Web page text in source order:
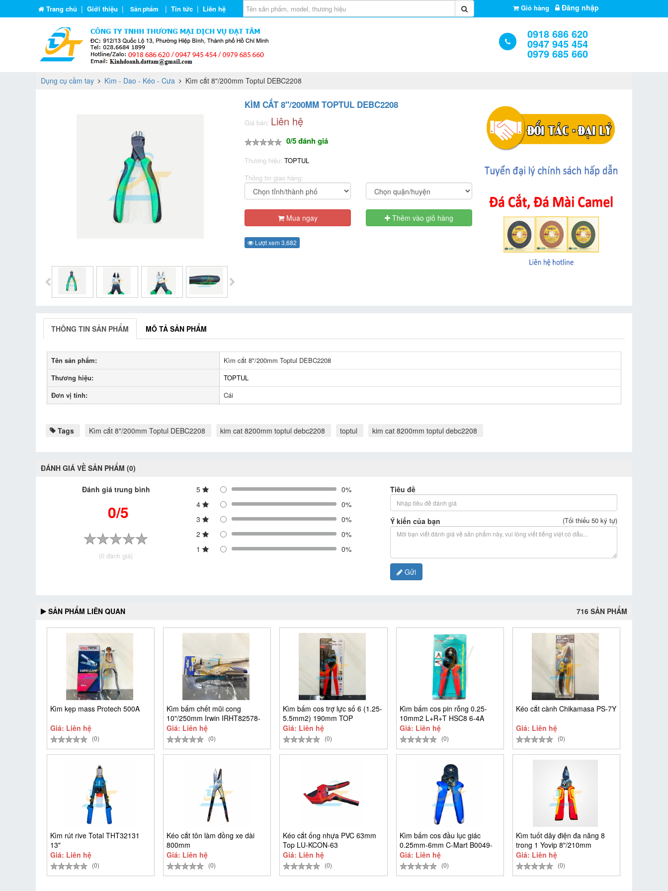
Trang chủ | Giới thiệu | Sản phẩm | Tin tức | Liên hệ Giỏ hàng Đăng nhập
0918 686 620
0947 945 454
0979 685 660
Dụng cụ cầm tay Kìm - Dao - Kéo - Cưa Kìm cắt 8"/200mm Toptul DEBC2208
KÌM CẮT 8"/200MM TOPTUL DEBC2208
Giá bán: Liên hệ
0/5 đánh giá
Thương hiệu: TOPTUL
Thông tin giao hàng:
Mua ngay Thêm vào giỏ hàng
Lượt xem 3,682
THÔNG TIN SẢN PHẨM MÔ TẢ SẢN PHẨM
Tên sản phẩm:
Kìm cắt 8"/200mm Toptul DEBC2208
Thương hiệu:
TOPTUL
Đơn vị tính:
Cái
Tags Kìm cắt 8"/200mm Toptul DEBC2208 kim cat 8200mm toptul debc2208 toptul kim cat 8200mm toptul debc2208
ĐÁNH GIÁ VỀ SẢN PHẨM (0)
Đánh giá trung bình
0/5
(0 đánh giá)
5
0%
4
0%
3
0%
2
0%
1
0%
Tiêu đề
Ý kiến của bạn (Tối thiểu 50 ký tự)
Gửi
SẢN PHẨM LIÊN QUAN 716 SẢN PHẨM
Kìm kẹp mass Protech 500A
Giá: Liên hệ
(0)
Kìm bấm chết mũi cong
10"/250mm Irwin IRHT82578-
SH
Giá: Liên hệ
(0)
Kìm bấm cos trợ lực số 6 (1.25-
5.5mm2) 190mm TOP
Giá: Liên hệ
(0)
Kìm bấm cos pin rỗng 0.25-
10mm2 L+R+T HSC8 6-4A
Giá: Liên hệ
(0)
Kéo cắt cành Chikamasa PS-7Y
Giá: Liên hệ
(0)
Kìm rút rive Total THT32131
13"
Giá: Liên hệ
(0)
Kéo cắt tôn làm đồng xe dài
800mm
Giá: Liên hệ
(0)
Kéo cắt ống nhựa PVC 63mm
Top LU-KCON-63
Giá: Liên hệ
(0)
Kìm bấm cos đầu lục giác
0.25mm-6mm C-Mart B0049-
0604
Giá: Liên hệ
(0)
Kìm tuốt dây điện đa năng 8
trong 1 Yovip 8"/210mm
Giá: Liên hệ
(0)